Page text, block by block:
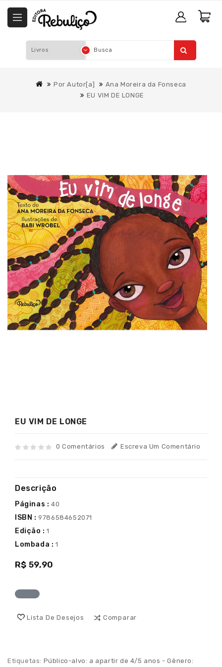
Por Autor[a]
Ana Moreira da Fonseca
EU VIM DE LONGE
EU VIM DE LONGE
0 Comentários Escreva Um Comentário
Descrição
Páginas : 40
ISBN : 9786584652071
Edição : 1
Lombada : 1
R$ 59,90
Lista De Desejos Comparar
Etiquetas: Público-alvo: a apartir de 4/5 anos - Gênero: